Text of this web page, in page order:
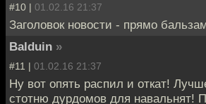
#10 | 01.02.16 21:37
Заголовок новости - прямо
Balduin »
#11 | 01.02.16 21:37
Ну вот опять распил и откат!
стотню дурдомов для навальнят!